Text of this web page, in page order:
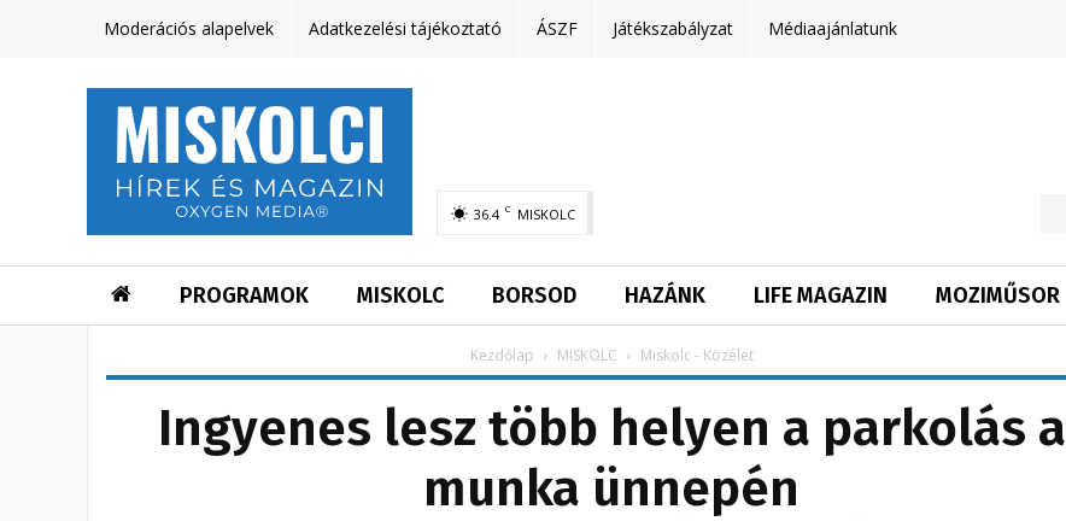
Moderációs alapelvek Adatkezelési tájékoztató ÁSZF Játékszabályzat Médiaajánlatunk
36.4 C MISKOLC
PROGRAMOK MISKOLC BORSOD HAZÁNK LIFE MAGAZIN MOZIMŰSOR
Kezdőlap MISKOLC Miskolc - Közélet
Ingyenes lesz több helyen a parkolás a
munka ünnepén